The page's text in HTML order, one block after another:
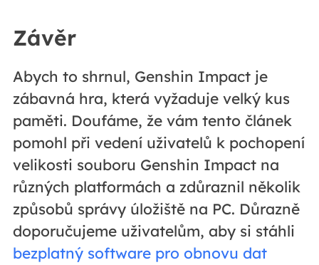
Závěr
Abych to shrnul, Genshin Impact je
zábavná hra, která vyžaduje velký kus
paměti. Doufáme, že vám tento článek
pomohl při vedení uživatelů k pochopení
velikosti souboru Genshin Impact na
různých platformách a zdůraznil několik
způsobů správy úložiště na PC. Důrazně
doporučujeme uživatelům, aby si stáhli
bezplatný software pro obnovu dat